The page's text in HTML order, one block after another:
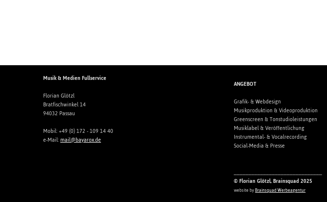
Musik & Medien Fullservice
Florian Glötzl
Bratfischwinkel 14
94032 Passau
Mobil: +49 (0) 172 - 109 14 40
e-Mail:mail@bayarox.de
ANGEBOT
Grafik- & Webdesign
Musikproduktion & Videoproduktion
Greenscreen & Tonstudioleistungen
Musiklabel & Veröffentlichung
Instrumental- & Vocalrecording
Social-Media & Presse
______________________________
© Florian Glötzl, Brainsquad 2025
website byBrainsquad Werbeagentur